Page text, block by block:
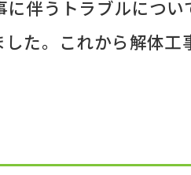
伴うトラブルにつ
た。これから解体